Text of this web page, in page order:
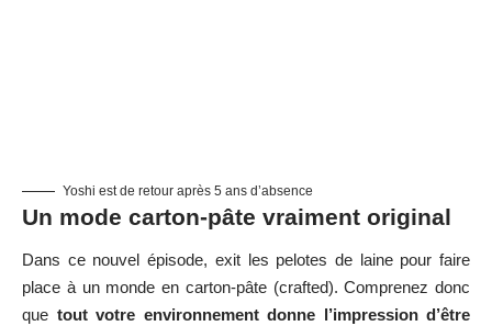
Yoshi est de retour après 5 ans d’absence
Un mode carton-pâte vraiment original
Dans ce nouvel épisode, exit les pelotes de laine pour faire
place à un monde en carton-pâte (crafted). Comprenez donc
que tout votre environnement donne l’impression d’être